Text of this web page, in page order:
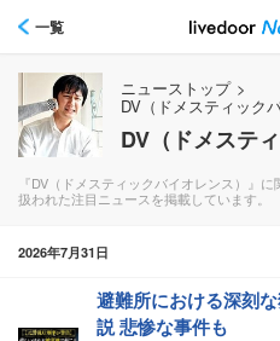
一覧
ニューストップ >
DV（ドメスティック
DV（ドメステ
『DV（ドメスティックバイオレンス）』
扱われた注目ニュースを掲載しています。
2026年7月31日
避難所における深刻
説 悲惨な事件も